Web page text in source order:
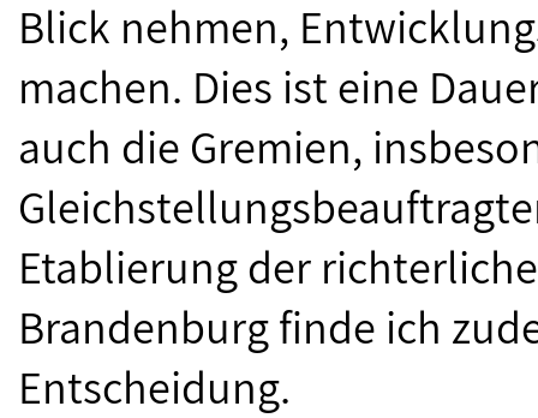
Blick nehmen,
machen. Dies ist eine
auch die Gremien,
Etablierung der
Brandenburg finde ich
Entscheidung.